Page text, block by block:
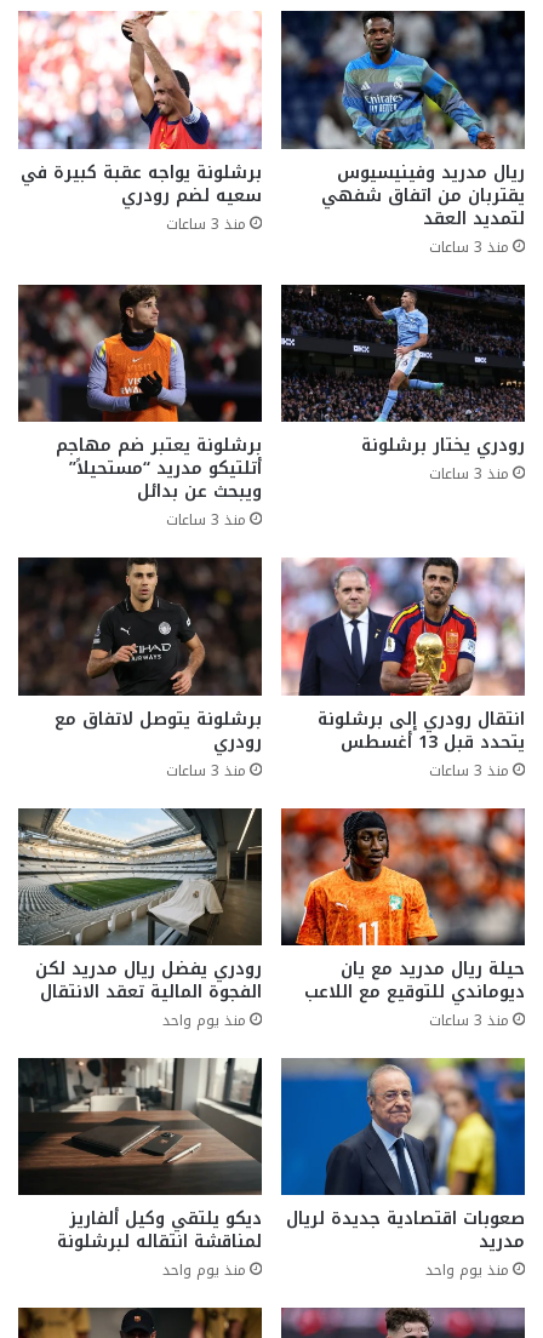
ريال مدريد وفينيسيوس
يقتربان من اتفاق شفهي
لتمديد العقد
منذ 3 ساعات
برشلونة يواجه عقبة كبيرة في
سعيه لضم رودري
منذ 3 ساعات
رودري يختار برشلونة
منذ 3 ساعات
برشلونة يعتبر ضم مهاجم
أتلتيكو مدريد “مستحيلاً”
ويبحث عن بدائل
منذ 3 ساعات
انتقال رودري إلى برشلونة
يتحدد قبل 13 أغسطس
منذ 3 ساعات
برشلونة يتوصل لاتفاق مع
رودري
منذ 3 ساعات
حيلة ريال مدريد مع يان
ديوماندي للتوقيع مع اللاعب
منذ 3 ساعات
رودري يفضل ريال مدريد لكن
الفجوة المالية تعقد الانتقال
منذ يوم واحد
صعوبات اقتصادية جديدة لريال
مدريد
منذ يوم واحد
ديكو يلتقي وكيل ألفاريز
لمناقشة انتقاله لبرشلونة
منذ يوم واحد